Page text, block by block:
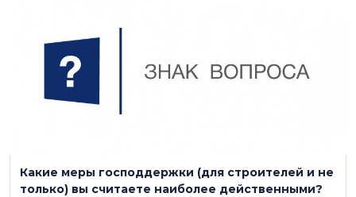
Какие меры господдержки (для строителей и не
только) вы считаете наиболее действенными?